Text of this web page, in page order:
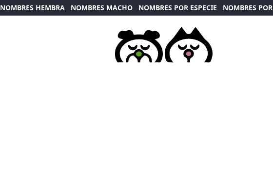
NOMBRES HEMBRA NOMBRES MACHO NOMBRES POR ESPECIE NOMBRES